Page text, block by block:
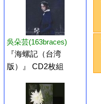
吳朵芸(163braces)
『海螺記（台湾
版）』 CD2枚組